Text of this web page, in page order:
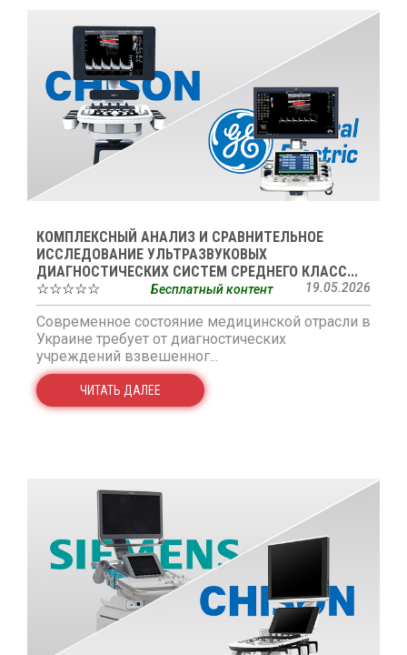
КОМПЛЕКСНЫЙ АНАЛИЗ И СРАВНИТЕЛЬНОЕ
ИССЛЕДОВАНИЕ УЛЬТРАЗВУКОВЫХ
ДИАГНОСТИЧЕСКИХ СИСТЕМ СРЕДНЕГО КЛАСС...
☆☆☆☆☆
19.05.2026
Бесплатный контент
Современное состояние медицинской отрасли в
Украине требует от диагностических
учреждений взвешенног...
ЧИТАТЬ ДАЛЕЕ